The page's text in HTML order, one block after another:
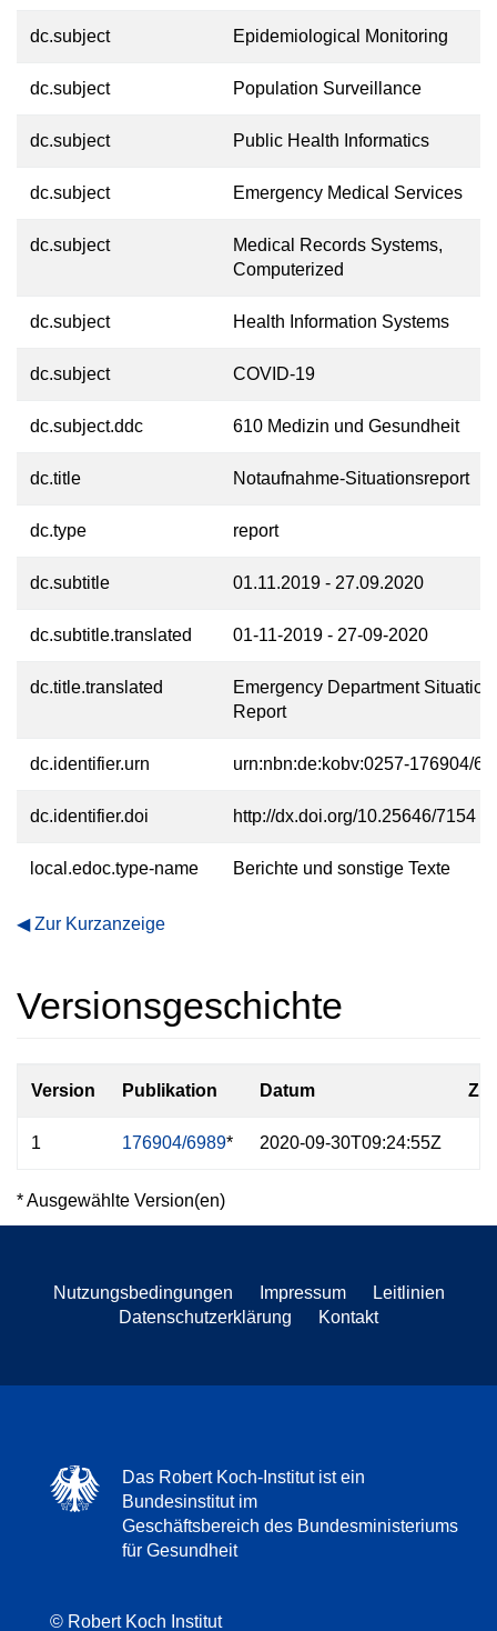
dc.subject Epidemiological Monitoring
dc.subject Population Surveillance
dc.subject Public Health Informatics
dc.subject Emergency Medical Services
dc.subject
Medical Records Systems,
Computerized
dc.subject Health Information Systems
dc.subject COVID-19
dc.subject.ddc 610 Medizin und Gesundheit
dc.title Notaufnahme-Situationsreport
dc.type report
dc.subtitle 01.11.2019 - 27.09.2020
dc.subtitle.translated 01-11-2019 - 27-09-2020
dc.title.translated
Emergency Department Situation
Report
dc.identifier.urn urn:nbn:de:kobv:0257-176904/
dc.identifier.doi http://dx.doi.org/10.25646/7154
local.edoc.type-name Berichte und sonstige Texte
Zur Kurzanzeige
Versionsgeschichte
Version Publikation Datum
1 176904/6989* 2020-09-30T09:24:55Z
* Ausgewählte Version(en)
Nutzungsbedingungen Impressum
Leitlinien
Datenschutzerklärung
Kontakt
Das Robert Koch-Institut ist ein
Bundesinstitut im
Geschäftsbereich des Bundesministeriums
für Gesundheit
© Robert Koch Institut